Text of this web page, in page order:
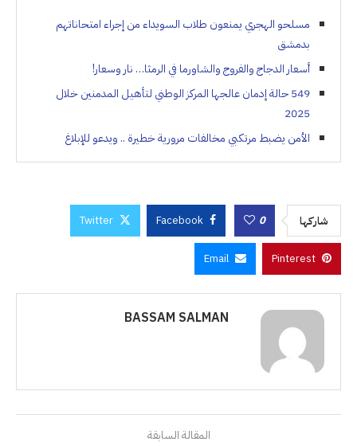
مسلحو الهجري يمنعون طلاب السويداء من إجراء امتحاناتهم
بدمشق
أسعار الدجاج والفروج والشاورما في الرمثا… نار وسعار!
549 حالة إدمان عالجها المركز الوطني لتأهيل المدمنين خلال
2025
الأمن يضبط مرتكبي مخالفات مرورية خطيرة .. ويدعو للإبلاغ
شاركها 0
Facebook
Twitter
Pinterest
Email
BASSAM SALMAN
المقالة السابقة